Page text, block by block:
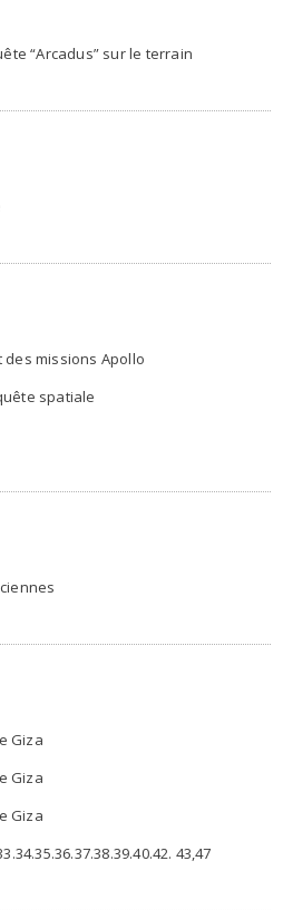
“Arcadus” sur le terrain
des missions Apollo
spatiale
Giza
Giza
Giza
43,47